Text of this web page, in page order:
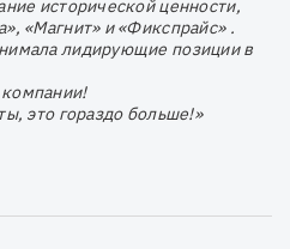
исторической ценности,
«Магнит» и «Фикспрайс» .
лидирующие позиции в
это гораздо больше!»